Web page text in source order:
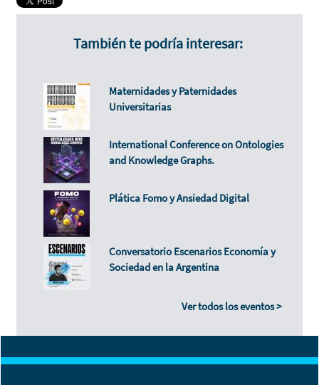
También te podría interesar:
Maternidades y Paternidades
Universitarias
International Conference on Ontologies
and Knowledge Graphs.
Plática Fomo y Ansiedad Digital
Conversatorio Escenarios Economía y
Sociedad en la Argentina
Ver todos los eventos >